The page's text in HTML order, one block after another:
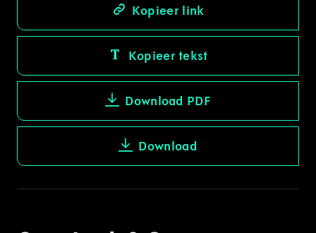
Kopieer link
Kopieer tekst
Download PDF
Download